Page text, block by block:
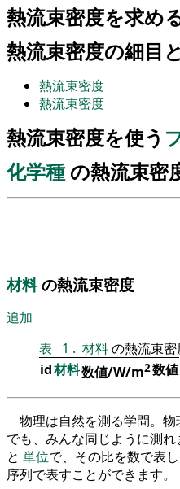
熱流束密度を求め
熱流束密度の細目
熱流束密度
熱流束密度
熱流束密度を使う
化学種 の熱流束密
材料の熱流束密度
追加
表
1 . 材料の熱流束密
id材料数値/W/m2数値
物理は自然を測る学問。物
でも、みんな同じように測
と 単位で、その比を数で表
序列で表すことができます。